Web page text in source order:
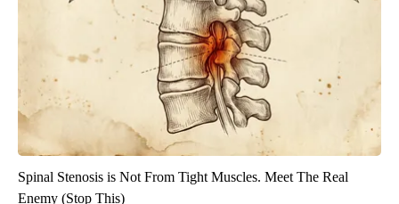
Spinal Stenosis is Not From Tight Muscles. Meet The Real
Enemy (Stop This)